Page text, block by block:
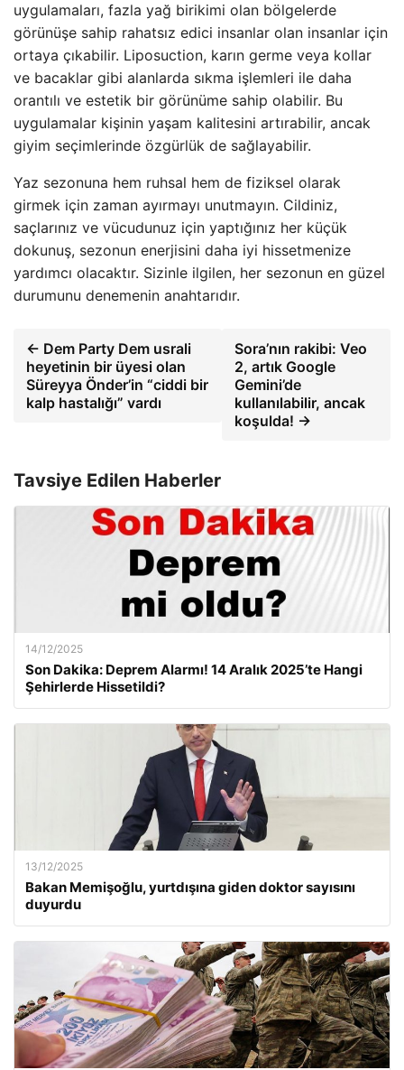
uygulamaları, fazla yağ birikimi olan bölgelerde
görünüşe sahip rahatsız edici insanlar olan insanlar için
ortaya çıkabilir. Liposuction, karın germe veya kollar
ve bacaklar gibi alanlarda sıkma işlemleri ile daha
orantılı ve estetik bir görünüme sahip olabilir. Bu
uygulamalar kişinin yaşam kalitesini artırabilir, ancak
giyim seçimlerinde özgürlük de sağlayabilir.
Yaz sezonuna hem ruhsal hem de fiziksel olarak
girmek için zaman ayırmayı unutmayın. Cildiniz,
saçlarınız ve vücudunuz için yaptığınız her küçük
dokunuş, sezonun enerjisini daha iyi hissetmenize
yardımcı olacaktır. Sizinle ilgilen, her sezonun en güzel
durumunu denemenin anahtarıdır.
← Dem Party Dem usrali
heyetinin bir üyesi olan
Süreyya Önder’in “ciddi bir
kalp hastalığı” vardı
Sora’nın rakibi: Veo
2, artık Google
Gemini’de
kullanılabilir, ancak
koşulda! →
Tavsiye Edilen Haberler
14/12/2025
Son Dakika: Deprem Alarmı! 14 Aralık 2025’te Hangi
Şehirlerde Hissetildi?
13/12/2025
Bakan Memişoğlu, yurtdışına giden doktor sayısını
duyurdu